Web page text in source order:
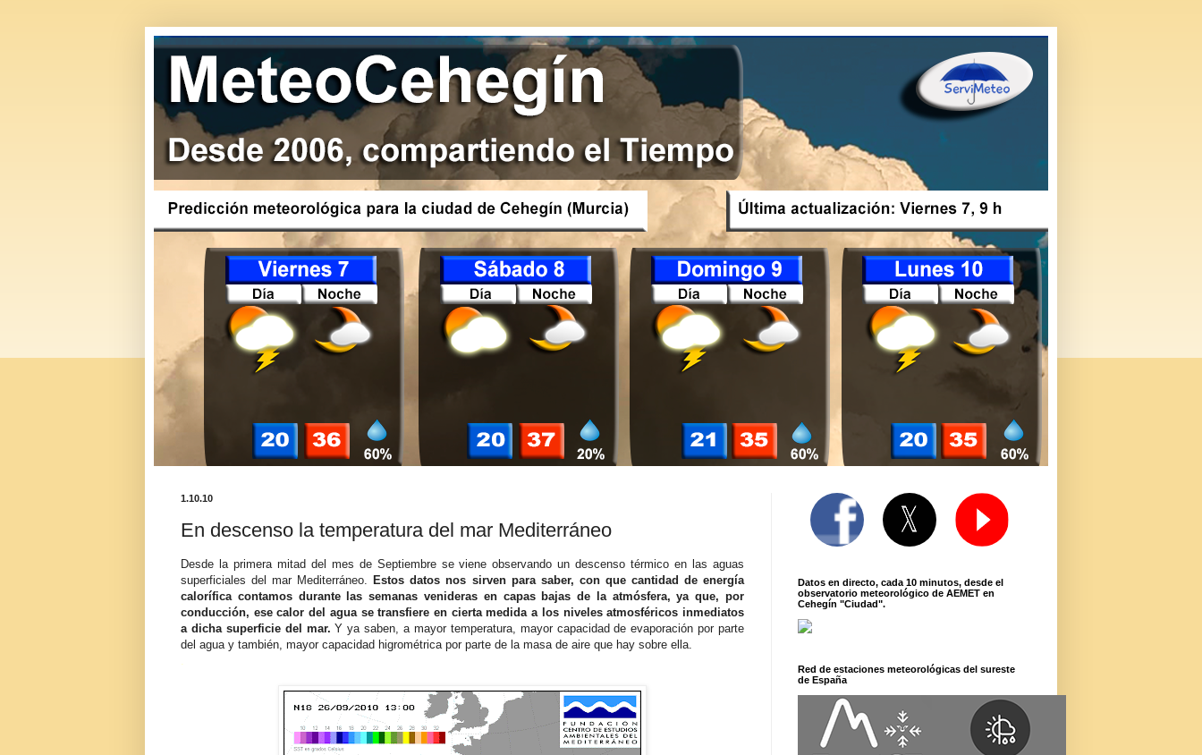
1.10.10
En descenso la temperatura del mar Mediterráneo
Desde la primera mitad del mes de Septiembre se viene observando un descenso térmico en las aguas
superficiales del mar Mediterráneo.Estos datos nos sirven para saber, con que cantidad de energía
calorífica contamos durante las semanas venideras en capas bajas de la atmósfera, ya que, por
conducción, ese calor del agua se transfiere en cierta medida a los niveles atmosféricos inmediatos
a dicha superficie del mar. Y ya saben, a mayor temperatura, mayor capacidad de evaporación por parte
del agua y también, mayor capacidad higrométrica por parte de la masa de aire que hay sobre ella.
Datos en directo, cada 10 minutos, desde el
observatorio meteorológico de AEMET en
Cehegín "Ciudad".
Red de estaciones meteorológicas del sureste
de España